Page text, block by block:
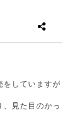
をしていますが
見た目のかっ